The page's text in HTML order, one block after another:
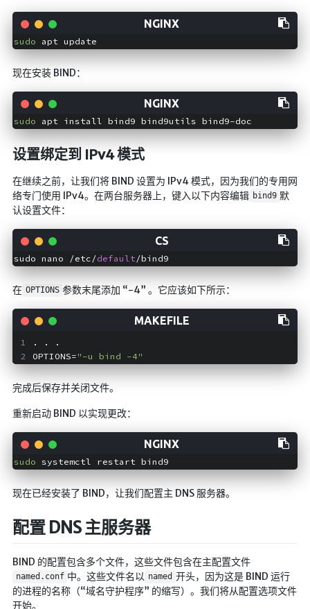
sudo
现在安装 BIND：
sudo
设置绑定到 IPv4 模式
在继续之前，让我们将 BIND 设置为 IPv4 模式，因为我们的专用网
络专门使用 IPv4。在两台服务器上，键入以下内容编辑 bind9 默
认设置文件：
sudo nano /etc/default
在 OPTIONS 参数末尾添加 “-4” 。它应该如下所示：
. . .
OPTIONS="-u bind -4"
完成后保存并关闭文件。
重新启动 BIND 以实现更改：
sudo
现在已经安装了 BIND，让我们配置主 DNS 服务器。
配置 DNS 主服务器
BIND 的配置包含多个文件，这些文件包含在主配置文件
named.conf 中。这些文件名以 named 开头，因为这是 BIND 运行
的进程的名称（“域名守护程序” 的缩写）。我们将从配置选项文件
开始。
副站网页探针
高阶工具
百度网盘解析
百度解析_备用
id查手机号
临时Gmail
🎮小游戏
dos游戏
在线狼人杀
飞船对接模拟
引导页
背景动画
Floatingheart
树境
过山车
夜景